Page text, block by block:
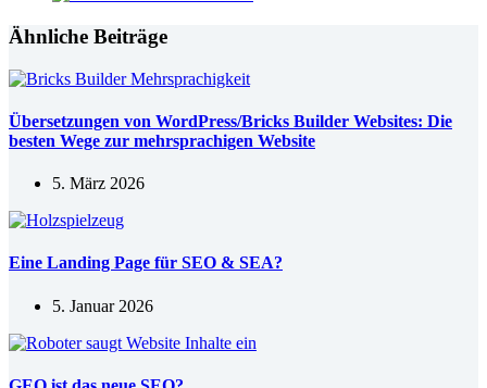
Ähnliche Beiträge
Übersetzungen von WordPress/Bricks Builder Websites: Die
besten Wege zur mehrsprachigen Website
5. März 2026
Eine Landing Page für SEO & SEA?
5. Januar 2026